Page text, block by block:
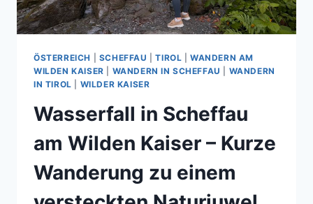
ÖSTERREICH SCHEFFAU |TIROL |WANDERN AM
WILDEN KAISER
WANDERN IN SCHEFFAU
WANDERN
IN TIROL
WILDER KAISER
Wasserfall in Scheffau
am Wilden Kaiser – Kurze
Wanderung zu einem